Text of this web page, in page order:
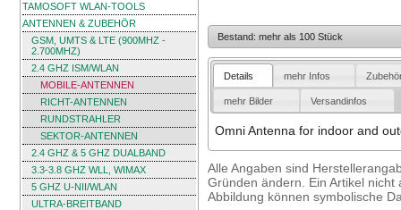
TAMOSOFT WLAN-TOOLS
ANTENNEN & ZUBEHÖR
GSM, UMTS & LTE (900MHZ -
2.700MHZ)
2.4 GHZ ISM/WLAN
MOBILE-ANTENNEN
RICHT-ANTENNEN
RUNDSTRAHLER
SEKTOR-ANTENNEN
2.4 GHZ & 5 GHZ DUALBAND
3.3-3.8 GHZ WLL, WIMAX
5 GHZ U-NII/WLAN
ULTRA-BREITBAND
Bestand: mehr als 100 Stück
Details mehr Infos
mehr Bilder Versandinfos
Omni Antenna for indoor and
Alle Angaben sind
Gründen ändern. Ein Artikel
Abbildung können symbolische